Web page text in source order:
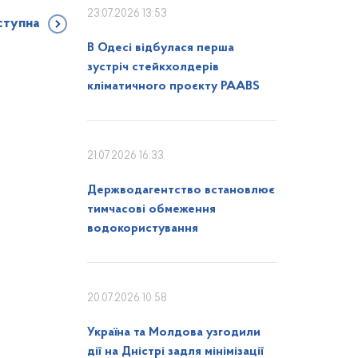
23.07.2026 13:53
В Одесі відбулася перша
зустріч стейкхолдерів
кліматичного проєкту PAABS
21.07.2026 16:33
Держводагентство встановлює
тимчасові обмеження
водокористування
20.07.2026 10:58
Україна та Молдова узгодили
дії на Дністрі задля мінімізації